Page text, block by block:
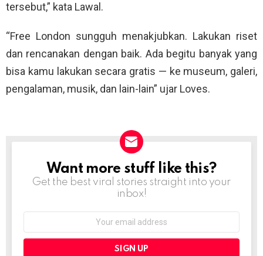
tersebut,” kata Lawal.
“Free London sungguh menakjubkan. Lakukan riset
dan rencanakan dengan baik. Ada begitu banyak yang
bisa kamu lakukan secara gratis — ke museum, galeri,
pengalaman, musik, dan lain-lain” ujar Loves.
NEWSLETTER
Want more stuff like this?
Get the best viral stories straight into your
inbox!